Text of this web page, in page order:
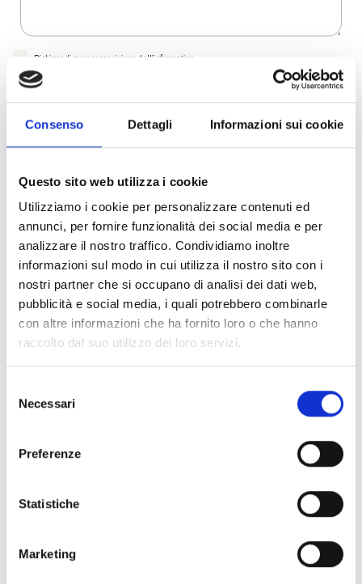
Consenso Dettagli Informazioni sui cookie
Questo sito web utilizza i cookie
Utilizziamo i cookie per personalizzare contenuti ed
annunci, per fornire funzionalità dei social media e per
analizzare il nostro traffico. Condividiamo inoltre
informazioni sul modo in cui utilizza il nostro sito con i
nostri partner che si occupano di analisi dei dati web,
pubblicità e social media, i quali potrebbero combinarle
con altre informazioni che ha fornito loro o che hanno
raccolto dal suo utilizzo dei loro servizi.
delNecessari
Preferenze
Statistiche
Marketing
Dichiaro di aver preso visione dell'informativa
Desidero iscrivermi alla newsletter e
autorizzo al trattamento dei miei dati personali.
Invia richiesta
Reso facile e veloce
PRONTA consegna
Spedizione Gratuita
Specifiche Tecniche
Marchio
Per